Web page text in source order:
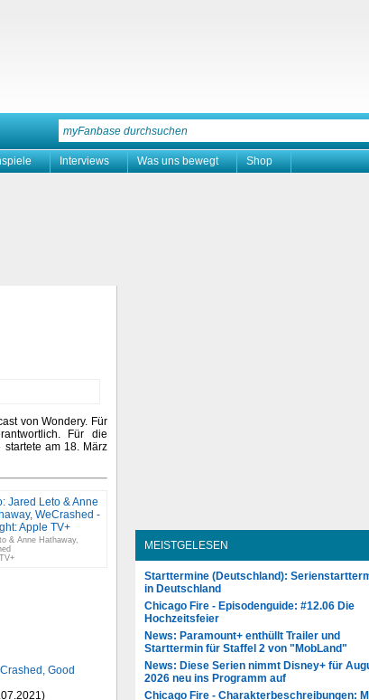
Interviews Was uns bewegt Shop
von Wondery. Für
Für die
am 18. März
& Anne Hathaway,
Good
MEISTGELESEN
Starttermine (Deutschland):
in Deutschland
Chicago Fire - Episodenguide: #12.06 Die
Hochzeitsfeier
News: Paramount+ enthüllt Trailer und
Starttermin für Staffel 2 von "MobLand"
News: Diese Serien nimmt Disney+ für
2026 neu ins Programm auf
Chicago Fire - Charakterbeschreibungen: